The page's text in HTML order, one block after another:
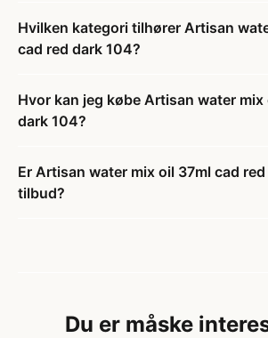
Hvilken kategori tilhører Artisan
cad red dark 104?
Hvor kan jeg købe Artisan water mix
dark 104?
Er Artisan water mix oil 37ml cad
tilbud?
Du er måske